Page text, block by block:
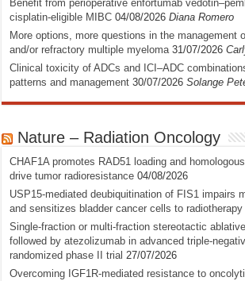
Benefit from perioperative enfortumab
cisplatin-eligible MIBC 04/08/2026 Diana Romero
More options, more questions in the management
and/or refractory multiple myeloma 31/07/2026
Clinical toxicity of ADCs and ICI–ADC
patterns and management 30/07/2026 Solange
Nature – Radiation Oncology
CHAF1A promotes RAD51 loading and
drive tumor radioresistance 04/08/2026
USP15-mediated deubiquitination of FIS1 impairs
and sensitizes bladder cancer cells to radiotherapy
Single-fraction or multi-fraction stereotactic
followed by atezolizumab in advanced triple-
randomized phase II trial 27/07/2026
Overcoming IGF1R-mediated resistance to